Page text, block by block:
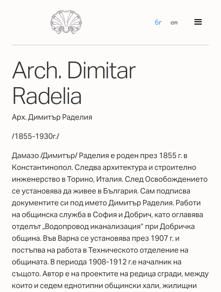
бг en
Arch. Dimitar
Radelia
Арх. Димитър Раделия
/1855-1930г./
Дамазо /Димитър/ Раделия е роден през 1855 г. в
Константинопол. Следва архитектура и строително
инженерство в Торино, Италия. След Освобождението
се установява да живее в България. Сам подписва
документите си под името Димитър Раделия. Работи
на общинска служба в София и Добрич, като оглавява
отделът „Водопровод иканализация“ при Добричка
община. Във Варна се установява през 1907 г. и
постъпва на работа в Техническото отделение на
общината. В периода 1908-1912 г.е началник на
същото. Автор е на проектите на редица сгради, между
които и седем еднотипни общински хали, жилищни